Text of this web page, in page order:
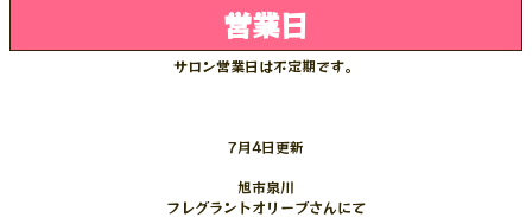
営業日
サロン営業日は不定期です。
7月4日更新
旭市泉川
フレグラントオリーブさんにて